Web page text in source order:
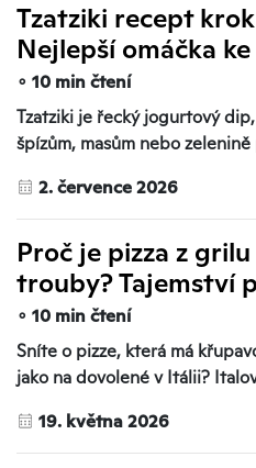
Tzatziki recept
Nejlepší omáčka
∘ 10 min čtení
Tzatziki je řecký jogurtový
špízům, masům nebo
2. července 2026
Proč je pizza z
trouby? Tajemství
∘ 10 min čtení
Sníte o pizze, která má
jako na dovolené v Itálii?
19. května 2026